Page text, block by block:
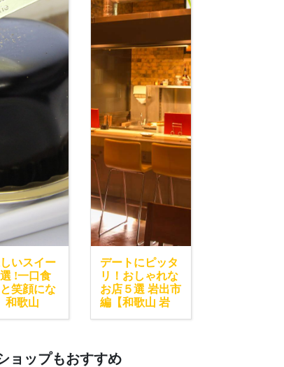
いスイー
!一口食
笑顔にな
歌山
デートにピッタ
リ！おしゃれな
お店５選 岩出市
編【和歌山 岩
ョップもおすすめ